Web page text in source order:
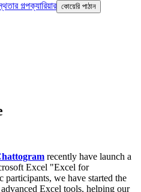
গল্পক্যারিয়ার কোয়েরি পাঠান
recently have launch a
Excel "Excel for
we have started the
Excel tools, helping our